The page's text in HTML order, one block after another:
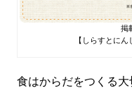
掲
【しらすとに
食はからだをつくる大